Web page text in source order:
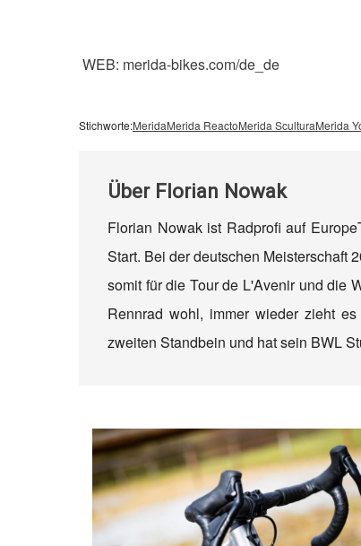
WEB: merida-bikes.com/de_de
Stichworte:MeridaMerida ReactoMerida SculturaMerida
Über Florian Nowak
Florian Nowak ist Radprofi auf
Start. Bei der deutschen Meisterschaft
somit für die Tour de L'Avenir und die
Rennrad wohl, immer wieder zieht
zweiten Standbein und hat sein BWL